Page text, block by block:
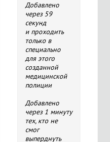
Добавлено
через 59
секунд
и проходить
только в
специально
для этого
созданной
медицинской
полиции
Добавлено
через 1 минуту
тех, кто не
смог
выперднуть